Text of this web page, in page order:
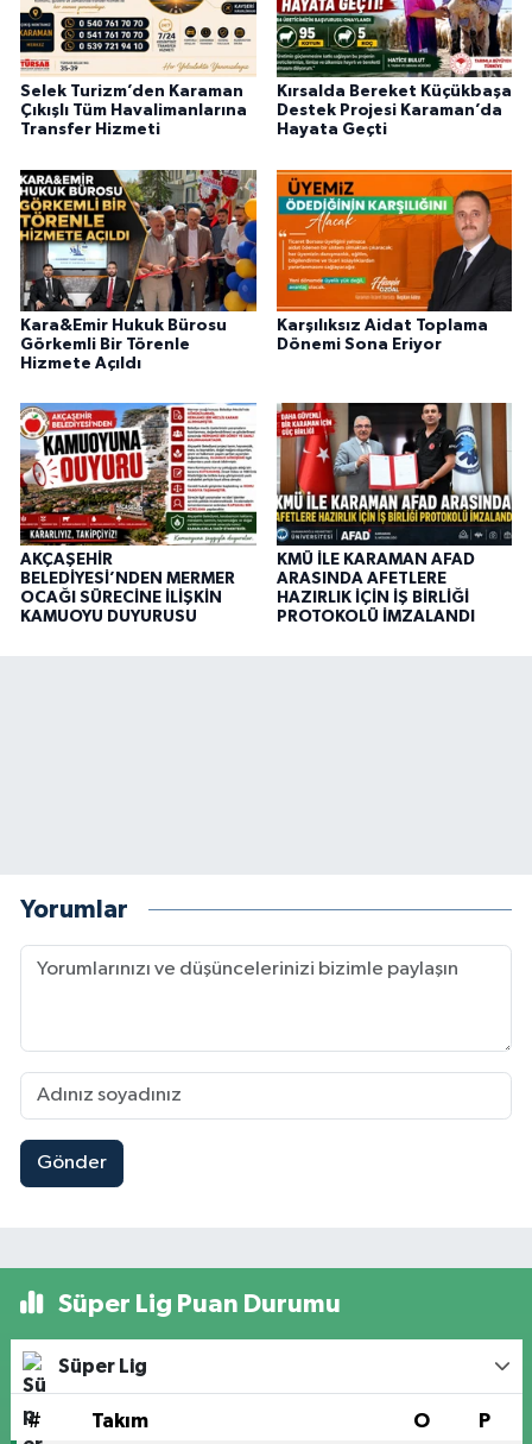
Selek Turizm’den Karaman
Çıkışlı Tüm Havalimanlarına
Transfer Hizmeti
Kırsalda Bereket Küçükbaşa
Destek Projesi Karaman’da
Hayata Geçti
Kara&Emir Hukuk Bürosu
Görkemli Bir Törenle
Hizmete Açıldı
Karşılıksız Aidat Toplama
Dönemi Sona Eriyor
AKÇAŞEHİR
BELEDİYESİ’NDEN MERMER
OCAĞI SÜRECİNE İLİŞKİN
KAMUOYU DUYURUSU
KMÜ İLE KARAMAN AFAD
ARASINDA AFETLERE
HAZIRLIK İÇİN İŞ BİRLİĞİ
PROTOKOLÜ İMZALANDI
Yorumlar
Gönder
Süper Lig Puan Durumu
Süper Lig
# Takım O P